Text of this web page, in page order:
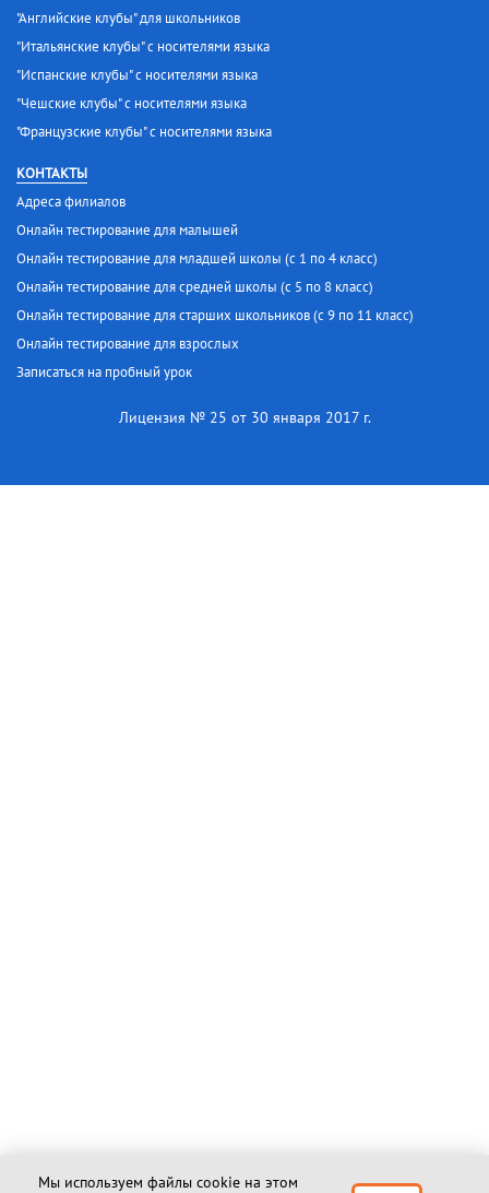
"Английские клубы" для школьников
"Итальянские клубы" с носителями языка
"Испанские клубы" с носителями языка
"Чешские клубы" с носителями языка
"Французские клубы" с носителями языка
КОНТАКТЫ
Адреса филиалов
Онлайн тестирование для малышей
Онлайн тестирование для младшей школы (с 1 по 4 класс)
Онлайн тестирование для средней школы (с 5 по 8 класс)
Онлайн тестирование для старших школьников (с 9 по 11 класс)
Онлайн тестирование для взрослых
Записаться на пробный урок
Лицензия № 25 от 30 января 2017 г.
Мы используем файлы cookie на этом